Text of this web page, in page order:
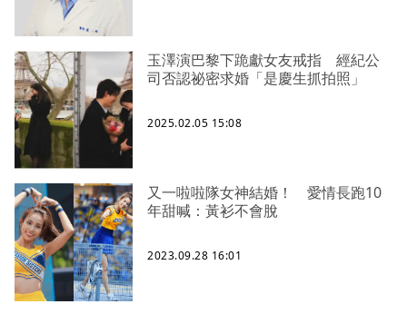
玉澤演巴黎下跪獻女友戒指 經紀公
司否認祕密求婚「是慶生抓拍照」
2025.02.05 15:08
又一啦啦隊女神結婚！ 愛情長跑10
年甜喊：黃衫不會脫
2023.09.28 16:01